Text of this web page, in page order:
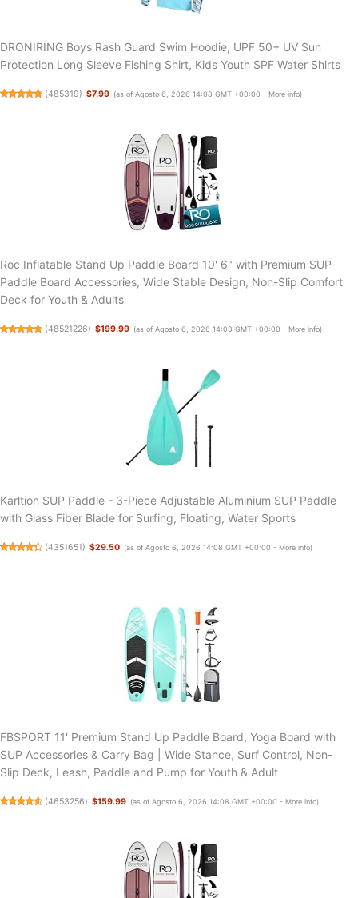
DRONIRING Boys Rash Guard Swim Hoodie, UPF 50+ UV Sun
Protection Long Sleeve Fishing Shirt, Kids Youth SPF Water Shirts
(485319) $7.99 (as of Agosto 6, 2026 14:08 GMT +00:00 - More info)
Roc Inflatable Stand Up Paddle Board 10' 6" with Premium SUP
Paddle Board Accessories, Wide Stable Design, Non-Slip Comfort
Deck for Youth & Adults
(48521226) $199.99 (as of Agosto 6, 2026 14:08 GMT +00:00 - More info)
Karltion SUP Paddle - 3-Piece Adjustable Aluminium SUP Paddle
with Glass Fiber Blade for Surfing, Floating, Water Sports
(4351651) $29.50 (as of Agosto 6, 2026 14:08 GMT +00:00 - More info)
FBSPORT 11' Premium Stand Up Paddle Board, Yoga Board with
SUP Accessories & Carry Bag | Wide Stance, Surf Control, Non-
Slip Deck, Leash, Paddle and Pump for Youth & Adult
(4653256) $159.99 (as of Agosto 6, 2026 14:08 GMT +00:00 - More info)